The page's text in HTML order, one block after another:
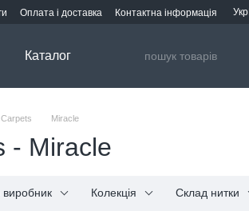
Оплата і доставка Контактна інформація Укр
Каталог
Miracle
- Miracle
виробник Колекція Склад нитки